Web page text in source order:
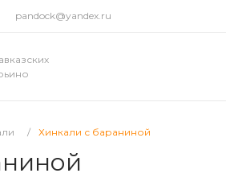
pandock@yandex.ru
/ Хинкали с бараниной